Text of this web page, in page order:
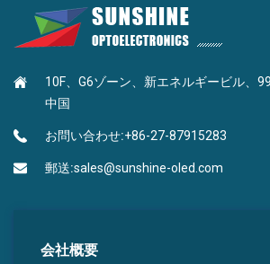
10F、G6ゾーン、新エネルギービル、
中国
お問い合わせ:+86-27-87915283
郵送:sales@sunshine-oled.com
会社概要